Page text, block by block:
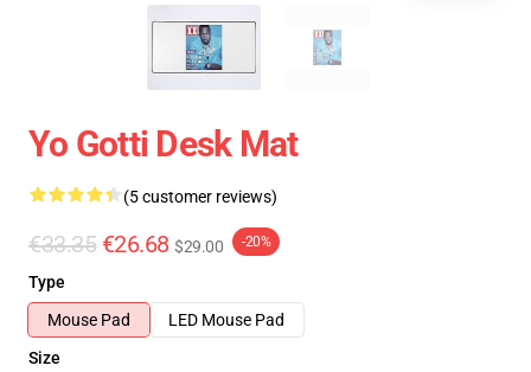
Yo Gotti Desk Mat
(5 customer reviews)
€33.35 €26.68 $29.00 -20%
Type
Mouse Pad
LED Mouse Pad
Size